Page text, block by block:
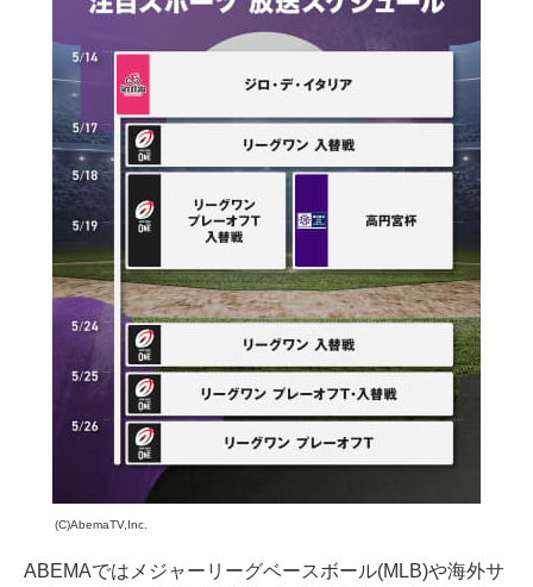
(C)AbemaTV,Inc.
ABEMAではメジャーリーグベースボール(MLB)や海外サ